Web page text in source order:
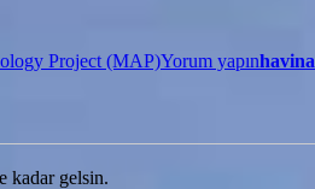
Project (MAP)Yorum yapınhavina
kadar gelsin.